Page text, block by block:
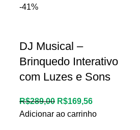
-41%
DJ Musical –
Brinquedo Interativo
com Luzes e Sons
R$289,00 R$169,56
Adicionar ao carrinho